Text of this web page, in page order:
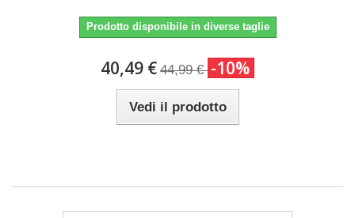
Prodotto disponibile in diverse taglie
40,49 € 44,99 € -10%
Vedi il prodotto